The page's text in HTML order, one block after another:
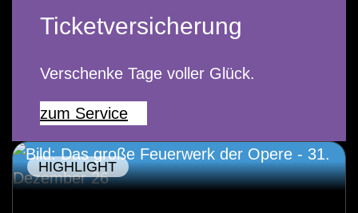
Ticketversicherung
Verschenke Tage voller Glück.
zum Service
HIGHLIGHT